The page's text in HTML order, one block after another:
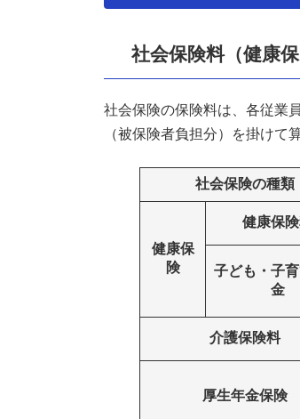
社会保険料（健康
社会保険の保険料は、各従業
（被保険者負担分）を掛けて
社会保険の種類
健康保
険
健康保
子ども・子
金
介護保険料
厚生年金保険